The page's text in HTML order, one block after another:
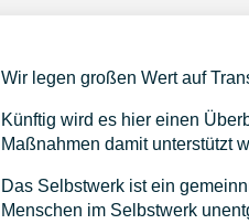
Wir legen großen Wert auf
Künftig wird es hier einen
Maßnahmen damit unterstützt
Das Selbstwerk ist ein
Menschen im Selbstwerk